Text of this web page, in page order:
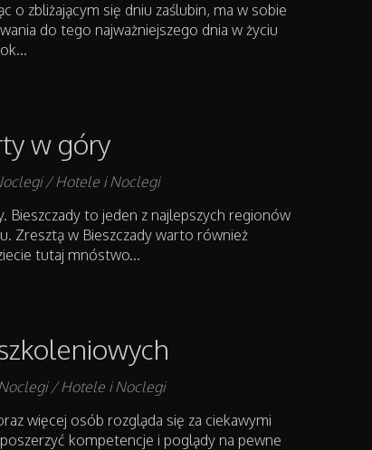
o zbliżającym się dniu zaślubin, ma w sobie
do tego najważniejszego dnia w życiu
w góry
/ Hotele i Noclegi
Bieszczady to jeden z najlepszych regionów
Zresztą w Bieszczady warto również
tutaj mnóstwo...
/ Hotele i Noclegi
więcej osób rozgląda się za ciekawymi
kompetencje i poglądy na pewne